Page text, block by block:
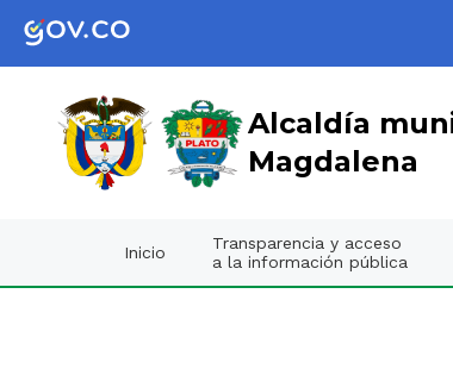
Alcaldía
Magdalena
Inicio
Transparencia y acceso
a la información pública